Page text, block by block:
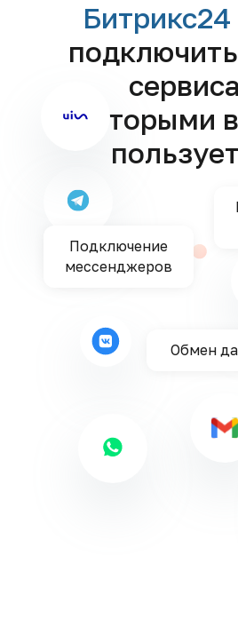
Битрикс24
которыми
Обмен
Подключение
мессенджеров